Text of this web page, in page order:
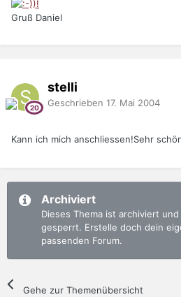
Gruß Daniel
stelli
Geschrieben 17. Mai 2004
Kann ich mich anschliessen!Sehr
Archiviert
Dieses Thema ist archiviert
gesperrt. Erstelle doch dein
passenden Forum.
Gehe zur Themenübersicht